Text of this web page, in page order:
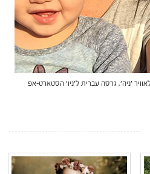
לאוויר 'ניה', גרסה עברית ל'ניו' הסטארט-אפ